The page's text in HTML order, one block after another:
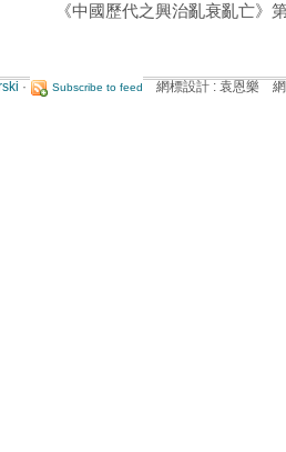
《中國歷代之興治亂衰亂亡》
· Subscribe to feed 網標設計 : 袁恩樂 網